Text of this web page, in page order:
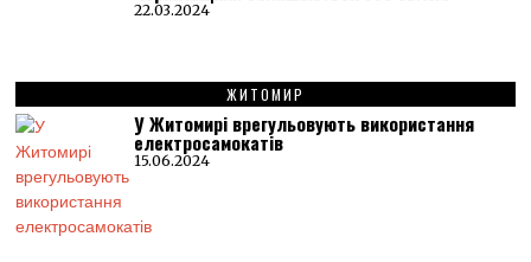
22.03.2024
ЖИТОМИР
У Житомирі врегульовують використання
електросамокатів
15.06.2024